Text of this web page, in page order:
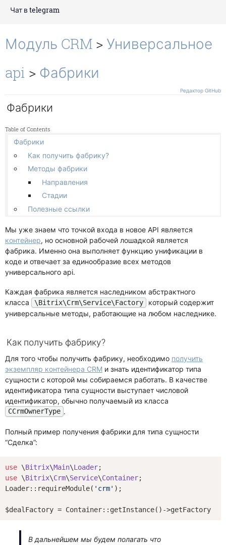
Перекрытие
PHP код
Свои условия
Поиск
Участники задач
Канбан
Гант
Другие
Чат
Чат в telegram
Показывать код
Модуль CRM > Универсальное
api > Фабрики
Редактор GitHub
Фабрики
Table of Contents
Фабрики
Как получить фабрику?
Методы фабрики
Направления
Стадии
Полезные ссылки
Мы уже знаем что точкой входа в новое API является
контейнер, но основной рабочей лошадкой является
фабрика. Именно она выполняет функцию унификации в
коде и отвечает за единообразие всех методов
универсального api.
Каждая фабрика является наследником абстрактного
класса
\Bitrix\Crm\Service\Factory
который содержит
универсальные методы, работающие на любом наследнике.
Как получить фабрику?
Для того чтобы получить фабрику, необходимо получить
экземпляр контейнера CRM и знать идентификатор типа
сущности с которой мы собираемся работать. В качестве
идентификатора типа сущности выступает числовой
идентификатор, обычно получаемый из класса
CCrmOwnerType .
Полный пример получения фабрики для типа сущности
“Сделка”:
use \Bitrix\Main\Loader
use \Bitrix\Crm\Service\Container;
Loader::requireModule( 'crm' );
В дальнейшем мы будем полагать что